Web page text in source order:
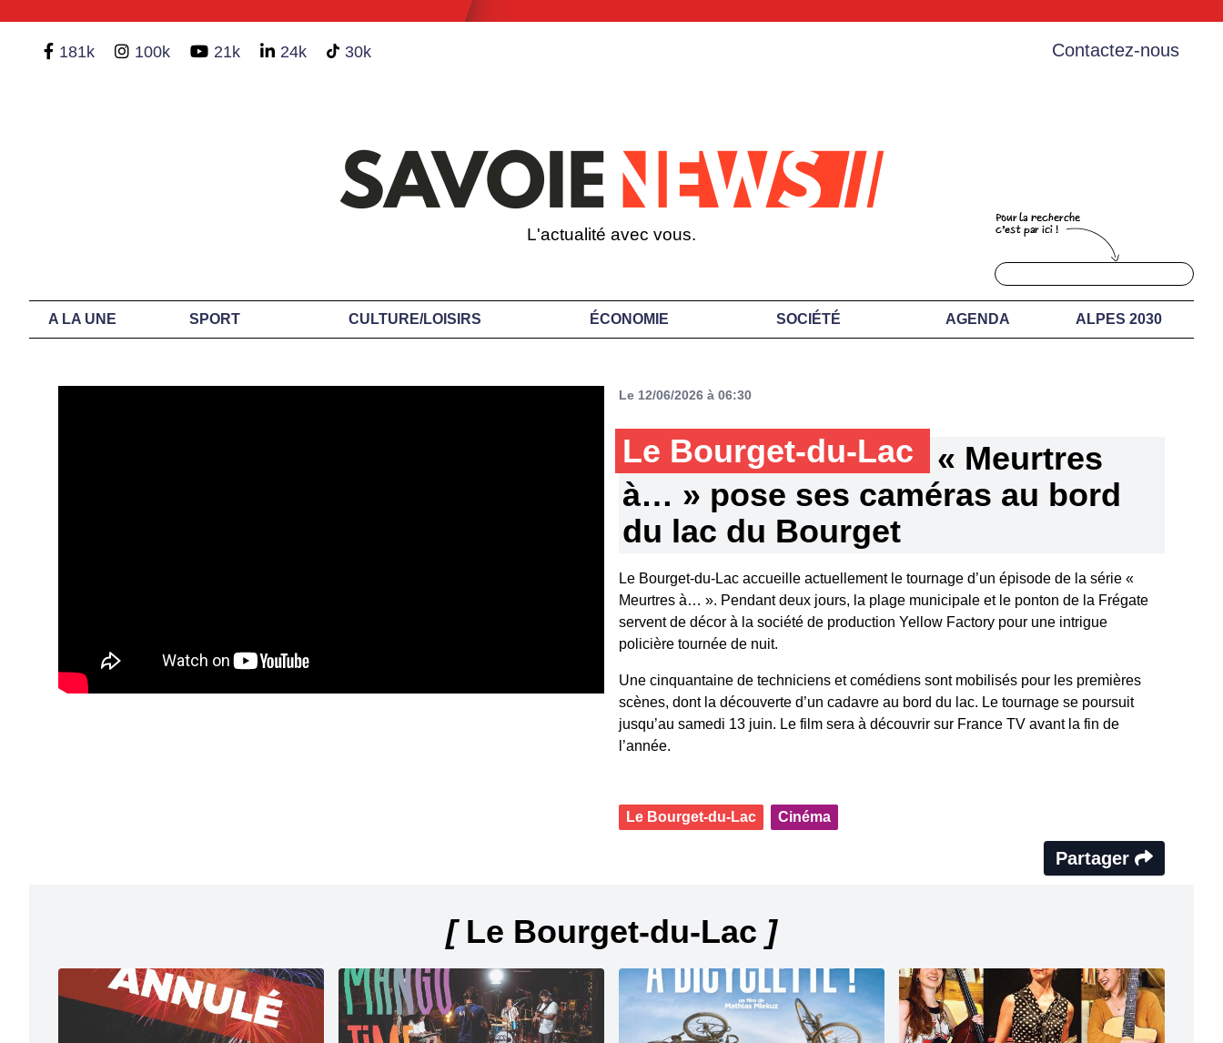
181k 100k 21k 24k 30k Contactez-nous
L'actualité avec vous.
A LA UNE SPORT CULTURE/LOISIRS ÉCONOMIE SOCIÉTÉ AGENDA ALPES 2030
Le 12/06/2026 à 06:30
Le Bourget-du-Lac
« Meurtres
à… » pose ses caméras au bord
du lac du Bourget
Le Bourget-du-Lac accueille actuellement le tournage d’un épisode de la série «
Meurtres à… ». Pendant deux jours, la plage municipale et le ponton de la Frégate
servent de décor à la société de production Yellow Factory pour une intrigue
policière tournée de nuit.
Une cinquantaine de techniciens et comédiens sont mobilisés pour les premières
scènes, dont la découverte d’un cadavre au bord du lac. Le tournage se poursuit
jusqu’au samedi 13 juin. Le film sera à découvrir sur France TV avant la fin de
l’année.
Le Bourget-du-Lac Cinéma
Partager
[Le Bourget-du-Lac ]